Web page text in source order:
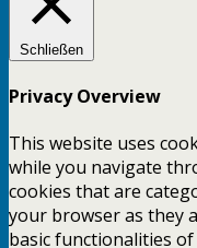
Schließen
Privacy Overview
This website uses
while you navigate
cookies that are
your browser as they
basic functionalities